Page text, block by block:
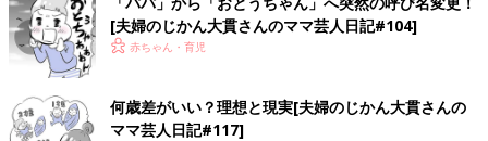
「夫婦のじかん」の大貫さん。イラストレータ
ー兼漫画家としても活躍中です。よしもと芸
人・イラスト業・ママと毎日大忙しの大貫さん
まります！
夫婦のじかん大貫さん プロフィール
[夫婦のじかん大貫さんのママ芸人日記#104]
赤ちゃん・育児
何歳差がいい？理想と現実[夫婦のじかん大貫さんの
ママ芸人日記#117]